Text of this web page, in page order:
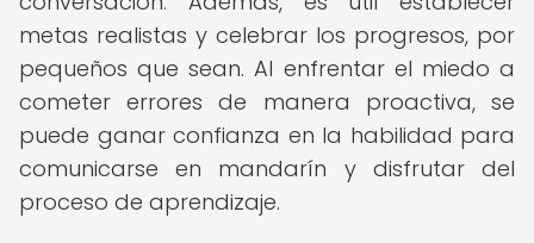
metas realistas y celebrar los progresos, por
pequeños que sean. Al enfrentar el miedo a
cometer errores de manera proactiva, se
puede ganar confianza en la habilidad para
comunicarse en mandarín y disfrutar del
proceso de aprendizaje.